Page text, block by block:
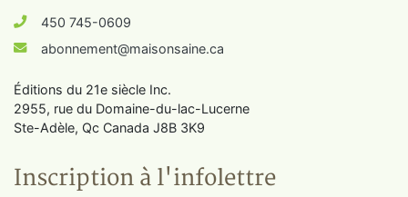
450 745-0609
abonnement@maisonsaine.ca
Éditions du 21e siècle Inc.
2955, rue du Domaine-du-lac-Lucerne
Ste-Adèle, Qc Canada J8B 3K9
Inscription à l'infolettre